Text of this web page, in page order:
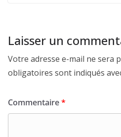
Laisser un
Votre adresse e-mail ne sera
obligatoires sont indiqués
Commentaire*